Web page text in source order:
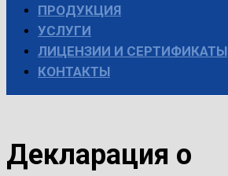
ПРОДУКЦИЯ
УСЛУГИ
ЛИЦЕНЗИИ И СЕРТИФИКАТЫ
КОНТАКТЫ
Декларация о